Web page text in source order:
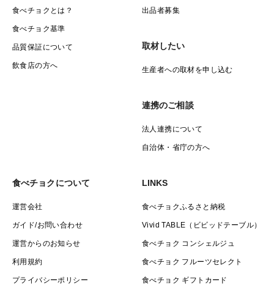
食べチョクとは？
食べチョク基準
品質保証について
飲食店の方へ
出品者募集
取材したい
生産者への取材を申し込む
連携のご相談
法人連携について
自治体・省庁の方へ
食べチョクについて
運営会社
ガイド/お問い合わせ
運営からのお知らせ
利用規約
プライバシーポリシー
LINKS
食べチョクふるさと納税
Vivid TABLE（ビビッドテーブル）
食べチョク コンシェルジュ
食べチョク フルーツセレクト
食べチョク ギフトカード